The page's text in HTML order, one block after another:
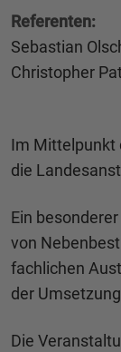
Referenten:
Sebastian
Christopher
Im Mittelpunkt
die
Ein
von
fachlichen
der
Die